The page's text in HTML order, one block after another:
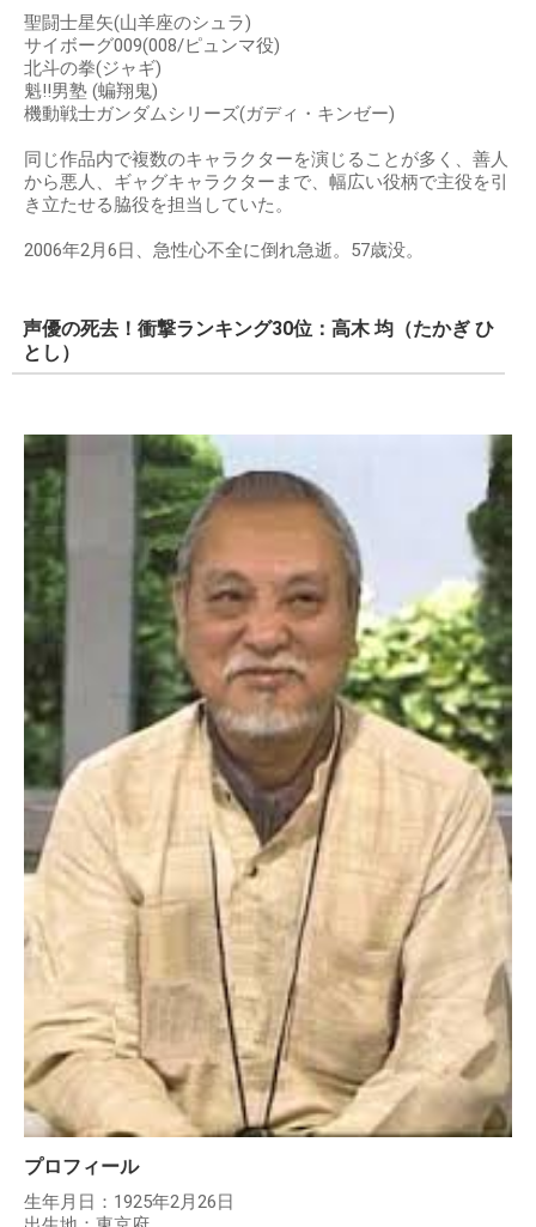
聖闘士星矢(山羊座のシュラ)
サイボーグ009(008/ピュンマ役)
北斗の拳(ジャギ)
魁!!男塾 (蝙翔鬼)
機動戦士ガンダムシリーズ(ガディ・キンゼー)
同じ作品内で複数のキャラクターを演じることが多く、善人
から悪人、ギャグキャラクターまで、幅広い役柄で主役を引
き立たせる脇役を担当していた。
2006年2月6日、急性心不全に倒れ急逝。57歳没。
声優の死去！衝撃ランキング30位：高木 均（たかぎ ひ
とし）
プロフィール
生年月日：1925年2月26日